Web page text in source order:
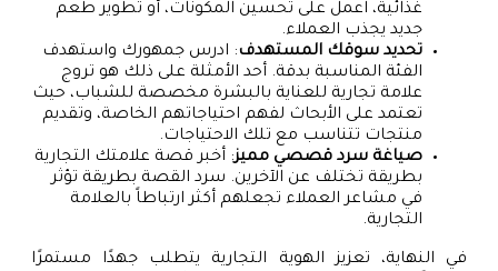
غذائية، اعمل على تحسين المكونات، أو تطوير طعم
جديد يجذب العملاء.
تحديد سوقك المستهدف: ادرس جمهورك واستهدف
الفئة المناسبة بدقة. أحد الأمثلة على ذلك هو تروج
علامة تجارية للعناية بالبشرة مخصصة للشباب، حيث
تعتمد على الأبحاث لفهم احتياجاتهم الخاصة، وتقديم
منتجات تتناسب مع تلك الاحتياجات.
صياغة سرد قصصي مميز: أخبر قصة علامتك التجارية
بطريقة تختلف عن الآخرين. سرد القصة بطريقة تؤثر
في مشاعر العملاء تجعلهم أكثر ارتباطاً بالعلامة
التجارية.
في النهاية، تعزيز الهوية التجارية يتطلب جهدًا مستمرًا